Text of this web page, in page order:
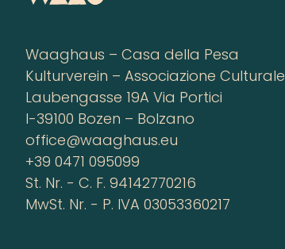
Waaghaus – Casa della Pesa
Kulturverein – Associazione Culturale
Laubengasse 19A Via Portici
I-39100 Bozen – Bolzano
office@waaghaus.eu
+39 0471 095099
St. Nr. - C. F. 94142770216
MwSt. Nr. - P. IVA 03053360217